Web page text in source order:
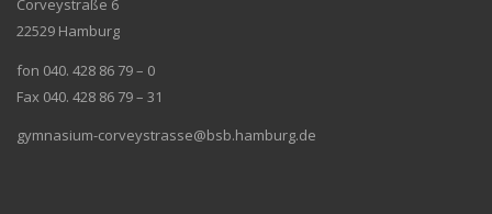
Corveystraße 6
22529 Hamburg
fon 040. 428 86 79 – 0
Fax 040. 428 86 79 – 31
gymnasium-corveystrasse@bsb.hamburg.de